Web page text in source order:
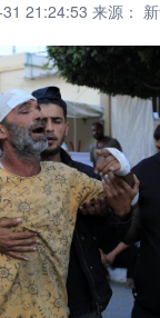
创
画 健康
频 图片
文件 金融
居 信息化
振兴 银龄
21:24:53 来源： 新